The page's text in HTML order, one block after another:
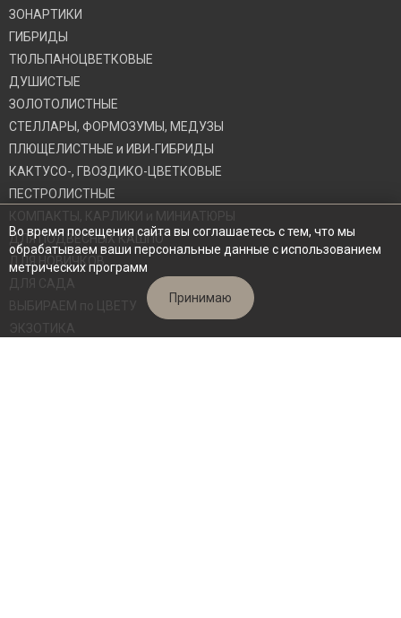
ЗОНАРТИКИ
ГИБРИДЫ
ТЮЛЬПАНОЦВЕТКОВЫЕ
ДУШИСТЫЕ
ЗОЛОТОЛИСТНЫЕ
СТЕЛЛАРЫ, ФОРМОЗУМЫ, МЕДУЗЫ
ПЛЮЩЕЛИСТНЫЕ и ИВИ-ГИБРИДЫ
КАКТУСО-, ГВОЗДИКО-ЦВЕТКОВЫЕ
ПЕСТРОЛИСТНЫЕ
КОМПАКТЫ, КАРЛИКИ и МИНИАТЮРЫ
ДЛЯ ПОДВЕСНЫХ КАШПО
ДЛЯ НОВИЧКОВ
ДЛЯ САДА
ВЫБИРАЕМ по ЦВЕТУ
ЭКЗОТИКА
Во время посещения сайта вы соглашаетесь с тем, что мы
обрабатываем ваши персональные данные с использованием
метрических программ
Принимаю